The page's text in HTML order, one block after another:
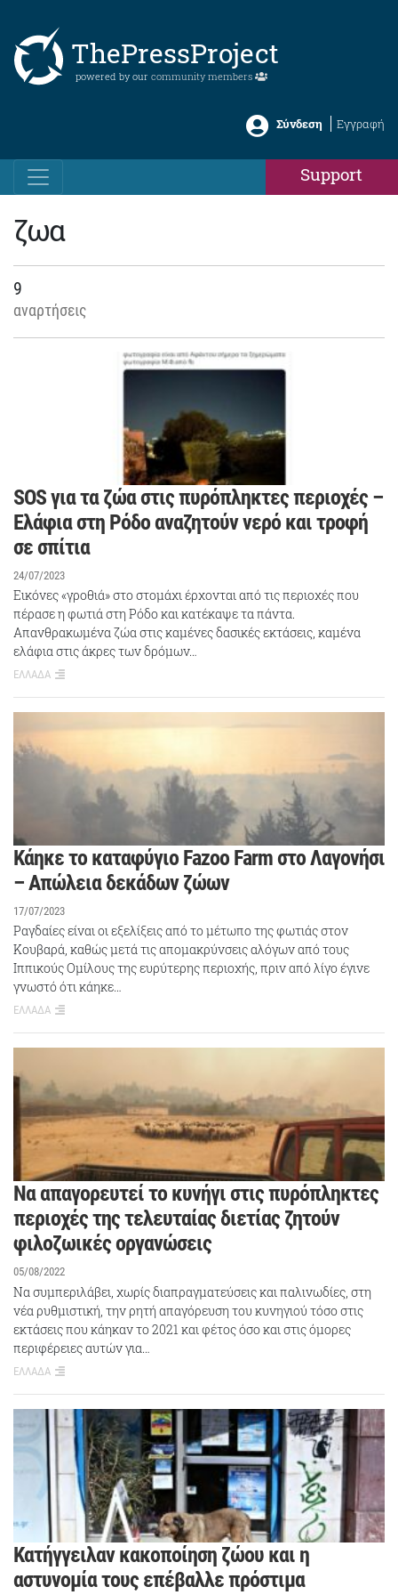
ThePressProject
powered by our community members
Σύνδεση Εγγραφή
Support
ζωα
9
αναρτήσεις
SOS για τα ζώα στις πυρόπληκτες περιοχές –
Ελάφια στη Ρόδο αναζητούν νερό και τροφή
σε σπίτια
24/07/2023
Εικόνες «γροθιά» στο στομάχι έρχονται από τις περιοχές που
πέρασε η φωτιά στη Ρόδο και κατέκαψε τα πάντα.
Απανθρακωμένα ζώα στις καμένες δασικές εκτάσεις, καμένα
ελάφια στις άκρες των δρόμων…
ΕΛΛΑΔΑ
Κάηκε το καταφύγιο Fazoo Farm στο Λαγονήσι
– Aπώλεια δεκάδων ζώων
17/07/2023
Ραγδαίες είναι οι εξελίξεις από το μέτωπο της φωτιάς στον
Κουβαρά, καθώς μετά τις απομακρύνσεις αλόγων από τους
Ιππικούς Ομίλους της ευρύτερης περιοχής, πριν από λίγο έγινε
γνωστό ότι κάηκε…
ΕΛΛΑΔΑ
Να απαγορευτεί το κυνήγι στις πυρόπληκτες
περιοχές της τελευταίας διετίας ζητούν
φιλοζωικές οργανώσεις
05/08/2022
Να συμπεριλάβει, χωρίς διαπραγματεύσεις και παλινωδίες, στη
νέα ρυθμιστική, την ρητή απαγόρευση του κυνηγιού τόσο στις
εκτάσεις που κάηκαν το 2021 και φέτος όσο και στις όμορες
περιφέρειες αυτών για…
ΕΛΛΑΔΑ
Κατήγγειλαν κακοποίηση ζώου και η
αστυνομία τους επέβαλλε πρόστιμα